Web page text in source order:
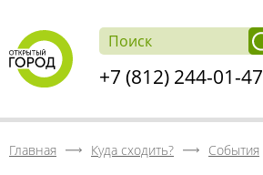
+7 (812) 244-01-47
Главная Куда сходить? События